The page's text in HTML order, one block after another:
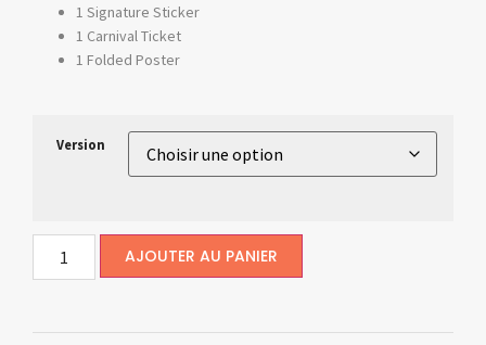
1 Signature Sticker
1 Carnival Ticket
1 Folded Poster
Version
AJOUTER AU PANIER